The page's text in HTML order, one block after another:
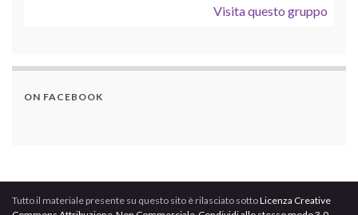
Visita questo gruppo
ON FACEBOOK
Tutto il materiale presente su questo sito è rilasciato sottoLicenza Creative